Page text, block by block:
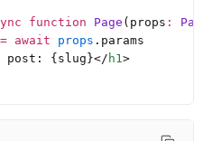
function Page (props :
= await props .params
post: {slug}</ h1>